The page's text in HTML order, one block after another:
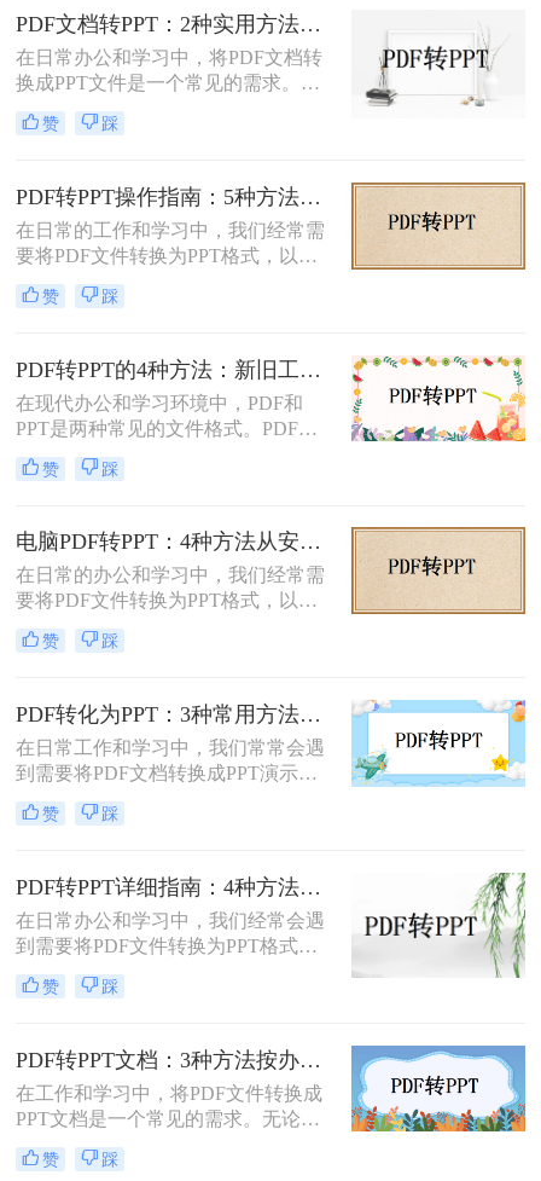
PPT（PowerPoint）格式，以便进行演
示或编辑。虽然PDF到PPT的转换可
能不如其他格式转换那样直接，但通
过一些方法和工具，我们仍然可以实
现这一目的。本文将详细介绍怎么把
pdf转换成ppt的几种方法，以及相关
PDF文档转PPT：2种实用方法的关键参数和输出对比！
在日常办公和学习中，将PDF文档转
换成PPT文件是一个常见的需求。
PDF文件因其跨平台性和格式稳定性
而广受欢迎，但在某些情况下，我们
以便进行演示、分享或编辑。那么pdf
文档如何转化成ppt呢？本文将介绍两
种将PDF文档转化成PPT的实用方
法。
赞 踩
PDF转PPT操作指南：5种方法的具体操作流程和参数设置！
在日常的工作和学习中，我们经常需
要将PDF文件转换为PPT格式，以便
进行演示或编辑。PDF文件以其固定
格式和跨平台的优势而广受欢迎，但
和动态展示效果。那么pdf转ppt怎么
操作呢？本文将介绍五种将PDF转换
为PPT的方法，帮助您轻松完成这一
任务。
赞 踩
PDF转PPT的4种方法：新旧工具对比，哪个更适合批量转换！
在现代办公和学习环境中，PDF和
PPT是两种常见的文件格式。PDF文
件因其跨平台性和不易修改性而广受
欢迎，而PPT则因其强大的演示功能
要将PDF文件转换为PPT格式，以便
进行编辑、修改或演示。那么pdf怎么
转换成ppt呢？本文将详细介绍几种将
PDF转换为PPT的方法，帮助您轻松
实现文件格式的转换。
赞 踩
电脑PDF转PPT：4种方法从安装到输出的完整对比！
在日常的办公和学习中，我们经常需
要将PDF文件转换为PPT格式，以便
更好地进行演示和编辑。那么电脑如
何PDF转PPT呢？以下介绍四种常见
赞 踩
PDF转化为PPT：3种常用方法在不同PPT版本下的兼容性！
在日常工作和学习中，我们常常会遇
到需要将PDF文档转换成PPT演示文
稿的情况。无论是为了更好地展示信
息，还是为了方便编辑，掌握如何进
么怎么将pdf转化为ppt呢？本文将介
绍三种常用的方法来实现PDF到PPT
的转换。
赞 踩
PDF转PPT详细指南：4种方法的参数配置和输出效果调优！
在日常办公和学习中，我们经常会遇
到需要将PDF文件转换为PPT格式的
情况。无论是为了便于演示还是进一
步编辑，掌握有效的转换方法都是必
本文将详细介绍几种常用的方法。
赞 踩
PDF转PPT文档：3种方法按办公场景（汇报/教学/合同）选择！
在工作和学习中，将PDF文件转换成
PPT文档是一个常见的需求。无论是
为了制作演示文稿、提取内容还是重
新排版，掌握几种有效的转换方法都
赞 踩